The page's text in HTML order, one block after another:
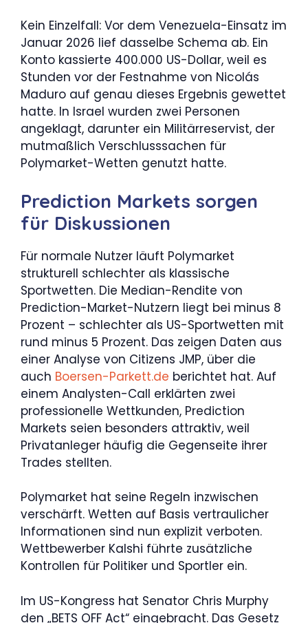
Kein Einzelfall: Vor dem Venezuela-Einsatz im
Januar 2026 lief dasselbe Schema ab. Ein
Konto kassierte 400.000 US-Dollar, weil es
Stunden vor der Festnahme von Nicolás
Maduro auf genau dieses Ergebnis gewettet
hatte. In Israel wurden zwei Personen
angeklagt, darunter ein Militärreservist, der
mutmaßlich Verschlusssachen für
Polymarket-Wetten genutzt hatte.
Prediction Markets sorgen
für Diskussionen
Für normale Nutzer läuft Polymarket
strukturell schlechter als klassische
Sportwetten. Die Median-Rendite von
Prediction-Market-Nutzern liegt bei minus 8
Prozent – schlechter als US-Sportwetten mit
rund minus 5 Prozent. Das zeigen Daten aus
einer Analyse von Citizens JMP, über die
auch Boersen-Parkett.de berichtet hat. Auf
einem Analysten-Call erklärten zwei
professionelle Wettkunden, Prediction
Markets seien besonders attraktiv, weil
Privatanleger häufig die Gegenseite ihrer
Trades stellten.
Polymarket hat seine Regeln inzwischen
verschärft. Wetten auf Basis vertraulicher
Informationen sind nun explizit verboten.
Wettbewerber Kalshi führte zusätzliche
Kontrollen für Politiker und Sportler ein.
Im US-Kongress hat Senator Chris Murphy
den „BETS OFF Act“ eingebracht. Das Gesetz